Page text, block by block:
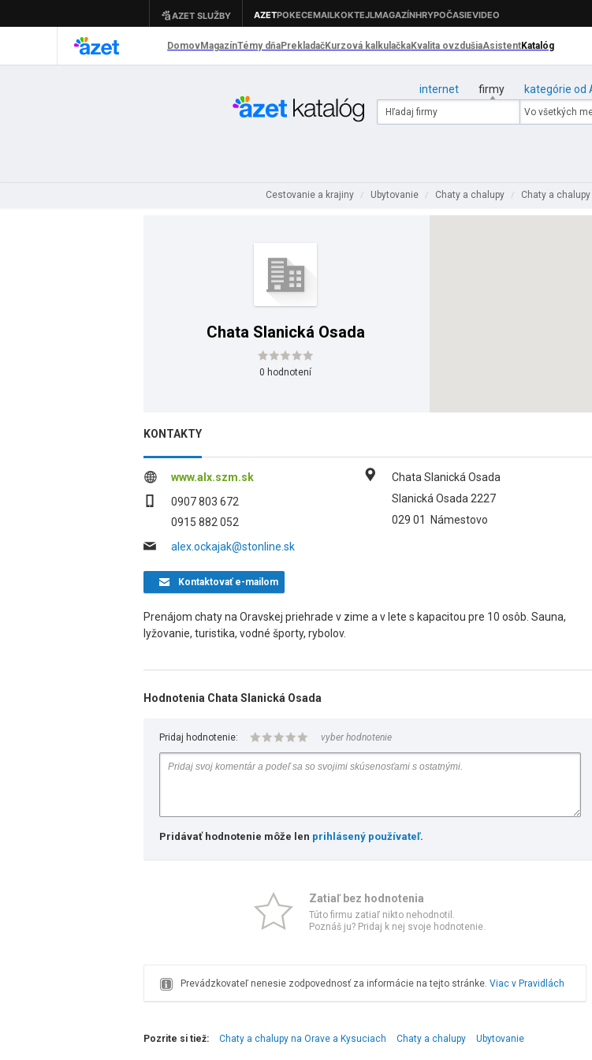
internet firmy kategórie od
Cestovanie a krajiny / Ubytovanie / Chaty a chalupy / Chaty a
Chata Slanická Osada
0 hodnotení
KONTAKTY
www.alx.szm.sk
0907 803 672
0915 882 052
alex.ockajak@stonline.sk
Chata Slanická Osada
Slanická Osada 2227
029 01
Námestovo
Kontaktovaťe-mailom
Prenájom chaty na Oravskej priehrade v zime a v lete s kapacitou pre 10 osôb. Sauna,
lyžovanie, turistika, vodné športy, rybolov.
Hodnotenia Chata Slanická Osada
Pridaj hodnotenie: vyber hodnotenie
Pridávať hodnotenie môže len prihlásený používateľ.
Zatiaľ bez hodnotenia
Túto firmu zatiaľ nikto nehodnotil.
Poznáš ju? Pridaj k nej svoje hodnotenie.
Prevádzkovateľ nenesie zodpovednosť za informácie na tejto stránke. Viac v Pravidlách
Pozrite si tiež: Chaty a chalupy na Orave a Kysuciach Chaty a chalupy Ubytovanie